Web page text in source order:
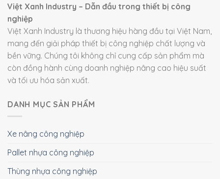
Việt Xanh Industry – Dẫn đầu trong thiết bị công
nghiệp
Việt Xanh Industry là thương hiệu hàng đầu tại Việt Nam,
mang đến giải pháp thiết bị công nghiệp chất lượng và
bền vững. Chúng tôi không chỉ cung cấp sản phẩm mà
còn đồng hành cùng doanh nghiệp nâng cao hiệu suất
và tối ưu hóa sản xuất.
DANH MỤC SẢN PHẨM
Xe nâng công nghiệp
Pallet nhựa công nghiệp
Thùng nhựa công nghiệp